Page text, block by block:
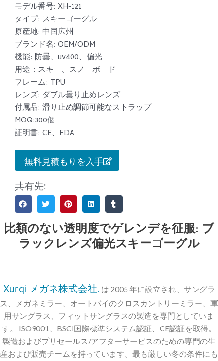
モデル番号: XH-121
タイプ: スキーゴーグル
原産地: 中国広州
ブランド名: OEM/ODM
機能: 防曇、uv400、偏光
用途：スキー、スノーボード
フレーム: TPU
レンズ: ダブル曇り止めレンズ
付属品: 滑り止め調節可能なストラップ
MOQ:300個
証明書: CE、FDA
無料見積もりを入手
共有先:
比類のない透明度でゲレンデを征服: ブ
ラックレンズ偏光スキーゴーグル
Xunqi メガネ株式会社. は 2005 年に設立され、サングラ
ス、メガネミラー、オートバイのクロスカントリーミラー、軍
用サングラス、フィットサングラスの製造を専門としていま
す。 ISO9001、BSCI国際標準システム認証、CE認証を取得。
製造およびプリセールス/アフターサービスのための専門の生
産および販売チームを持っています。最も厳しい冬の条件にも